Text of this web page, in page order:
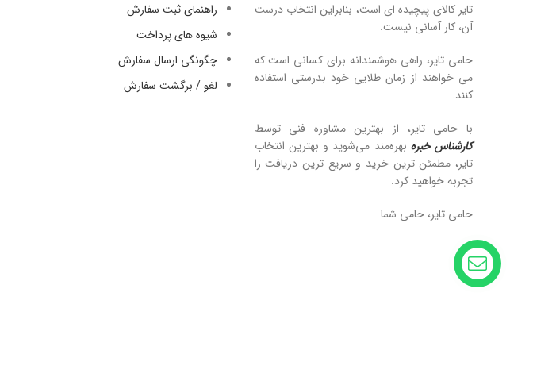
تایر کالای پیچیده ای است، بنابراین انتخاب درست
آن، کار آسانی نیست.
حامی تایر، راهی هوشمندانه برای کسانی است که
می خواهند از زمان طلایی خود بدرستی استفاده
کنند.
با حامی تایر، از بهترین مشاوره فنی توسط
کارشناس خبره بهره‌مند می‌شوید و بهترین انتخاب
تایر، مطمئن ترین خرید و سریع ترین دریافت را
تجربه خواهید کرد.
حامی تایر، حامی شما
راهنمای ثبت سفارش
شیوه های پرداخت
چگونگی ارسال سفارش
لغو / برگشت سفارش